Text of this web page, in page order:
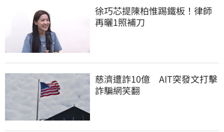
徐巧芯提陳柏惟踢鐵板！律師
再曬1照補刀
慈濟遭詐10億　AIT突發文打擊
詐騙網笑翻